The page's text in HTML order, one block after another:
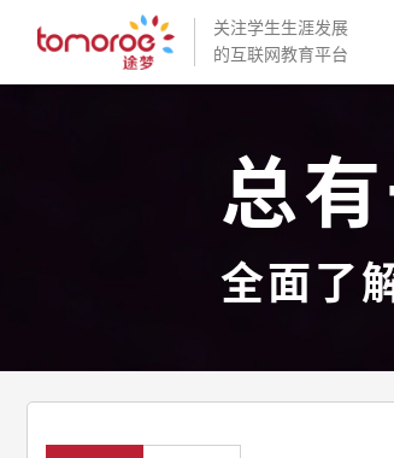
关注学生生涯发展
的互联网教育平台
总
全面了